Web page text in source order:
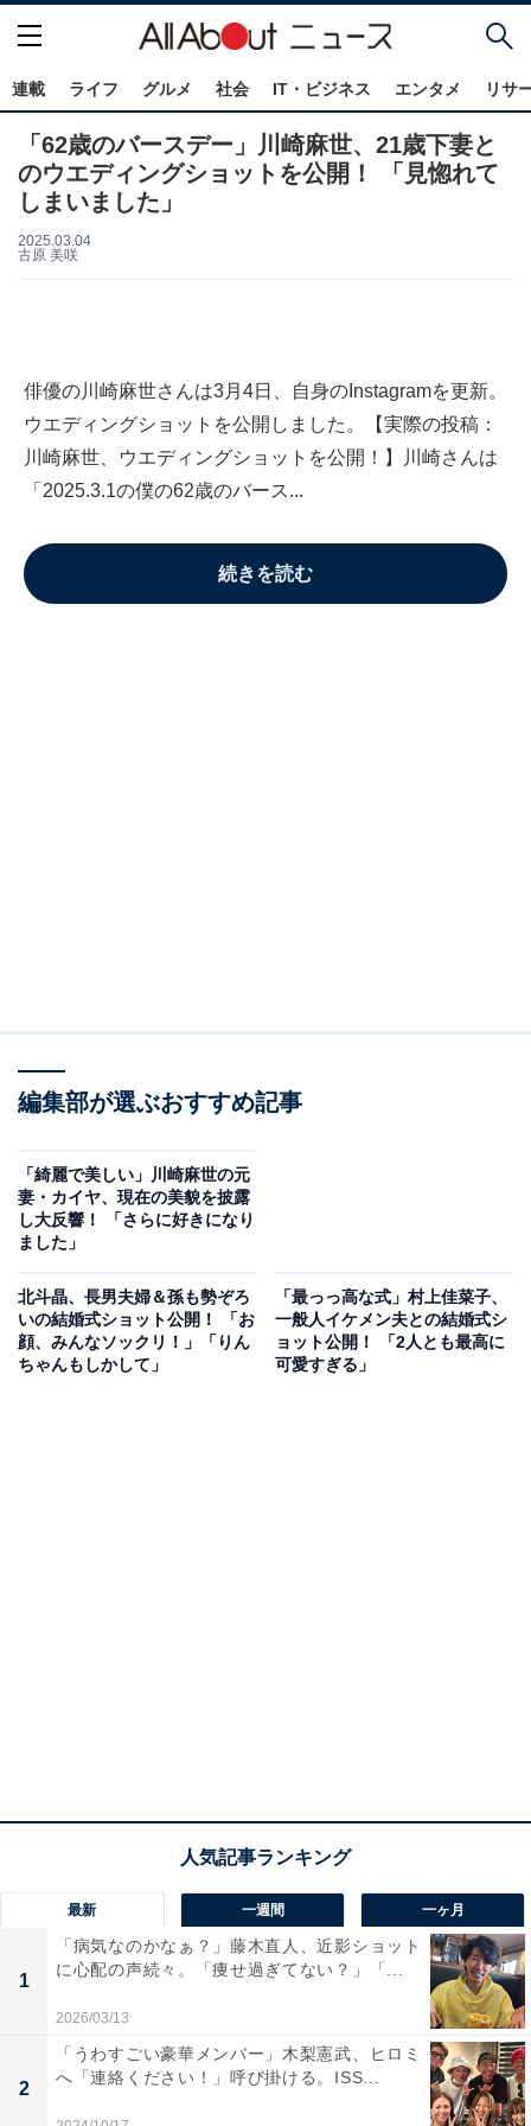
連載 ライフ グルメ 社会 IT・ビジネス エンタメ リサ
「62歳のバースデー」川崎麻世、21歳下妻と
のウエディングショットを公開！ 「見惚れて
しまいました」
2025.03.04
古原 美咲
俳優の川崎麻世さんは3月4日、自身のInstagramを更新。
ウエディングショットを公開しました。【実際の投稿：
川崎麻世、ウエディングショットを公開！】川崎さんは
「2025.3.1の僕の62歳のバース...
続きを読む
編集部が選ぶおすすめ記事
「綺麗で美しい」川崎麻世の元
妻・カイヤ、現在の美貌を披露
し大反響！ 「さらに好きになり
ました」
北斗晶、長男夫婦＆孫も勢ぞろ
いの結婚式ショット公開！ 「お
顔、みんなソックリ！」「りん
ちゃんもしかして」
「最っっ高な式」村上佳菜子、
一般人イケメン夫との結婚式シ
ョット公開！ 「2人とも最高に
可愛すぎる」
最新 一週間 一ヶ月
1
「病気なのかなぁ？」藤木直人、近影ショット
に心配の声続々。「痩せ過ぎてない？」「...
2026/03/13
2
「うわすごい豪華メンバー」木梨憲武、ヒロミ
へ「連絡ください！」呼び掛ける。ISS...